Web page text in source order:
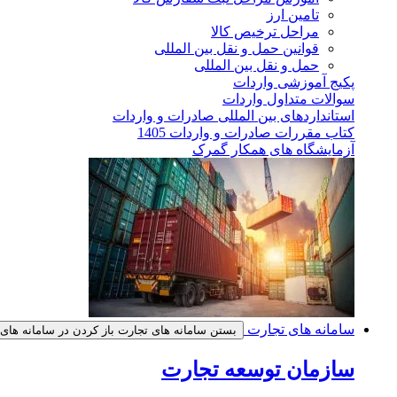
تامین ارز
مراحل ترخیص کالا
قوانین حمل و نقل بین المللی
حمل و نقل بین المللی
پکیج آموزشی واردات
سوالات متداول واردات
استانداردهای بین المللی صادرات و واردات
کتاب مقررات صادرات و واردات 1405
آزمایشگاه های همکار گمرک
سامانه های تجارت بستن سامانه های تجارت باز کردن در سامانه
سازمان توسعه تجارت